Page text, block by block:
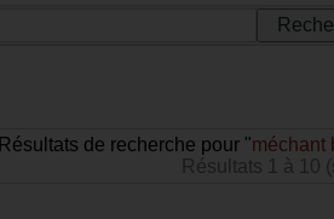
Résultats de recherche pour "méchant
Résultats 1 à 10